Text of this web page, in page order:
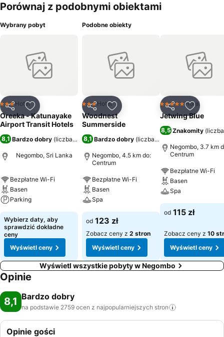
Porównaj z podobnymi obiektami
Wybrany pobyt
UdostępnijDodaj do ulubionych
3 Kategoria
Hotel
Oreeka - Katunayake
Airport Transit Hotels
8,1 Bardzo dobry (liczba ocen: 2759)
Negombo, Sri Lanka
Bezpłatne Wi-Fi
Basen
Parking
Wybierz daty, aby
sprawdzić dokładne
ceny
Wyświetl ceny
Podobne obiekty
UdostępnijDodaj do ulubionych
3 Kategoria
Hotel
Woodnest
Summerside
8,1 Bardzo dobry (liczba ocen: 1096
Negombo, 4.5 km do:
Centrum
Bezpłatne Wi-Fi
Basen
Spa
od 123 zł
Zobacz ceny z 2 stron
Wyświetl ceny
UdostępnijDodaj
5 KategoriaHotel
Jetwing Blue
8,5 Znakomity (
Negombo, 3.7 km
Centrum
Bezpłatne Wi-Fi
Basen
Spa
od 115 zł
Zobacz ceny z 10
Wyświetl ceny
Wyświetl wszystkie pobyty w Negombo
Opinie
8,1 Bardzo dobry
na podstawie 2759 ocen z najpopularniejszych stron
Opinie gości